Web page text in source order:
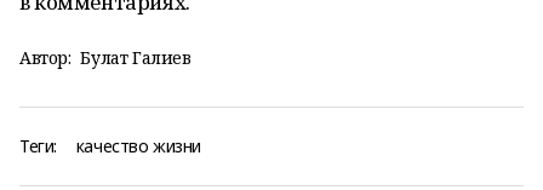
Автор: Булат Галиев
Теги: качество жизни